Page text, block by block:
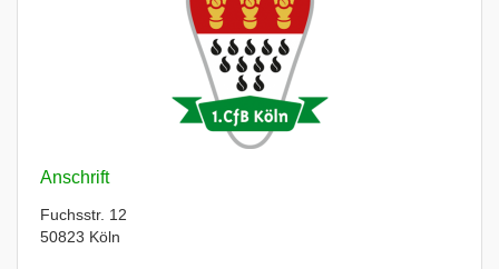
Anschrift
Fuchsstr. 12
50823 Köln